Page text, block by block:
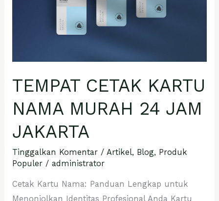
TEMPAT CETAK KARTU
NAMA MURAH 24 JAM
JAKARTA
Tinggalkan Komentar /Artikel, Blog, Produk
Populer /administrator
Cetak Kartu Nama: Panduan Lengkap untuk
Menonjolkan Identitas Profesional Anda Kartu